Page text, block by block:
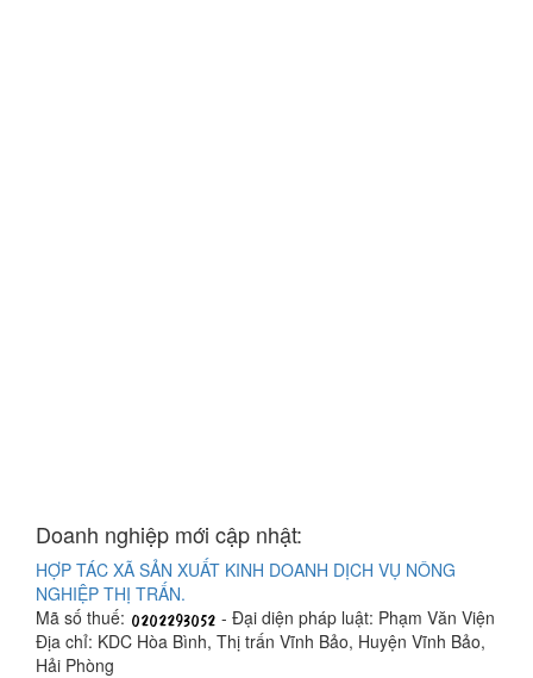
Doanh nghiệp mới cập nhật:
HỢP TÁC XÃ SẢN XUẤT KINH DOANH DỊCH VỤ NÔNG
NGHIỆP THỊ TRẤN.
Mã số thuế:
- Đại diện pháp luật: Phạm Văn Viện
Địa chỉ: KDC Hòa Bình, Thị trấn Vĩnh Bảo, Huyện Vĩnh Bảo,
Hải Phòng